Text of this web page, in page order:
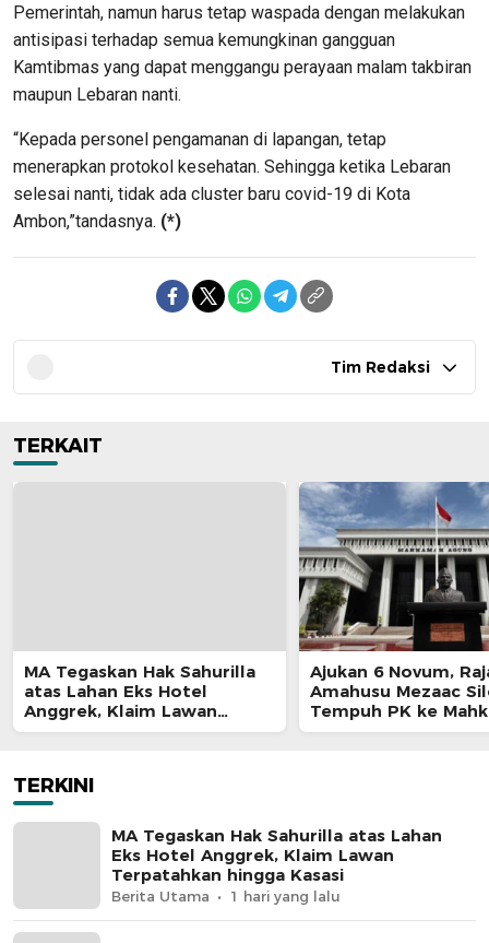
Pemerintah, namun harus tetap waspada dengan melakukan
antisipasi terhadap semua kemungkinan gangguan
Kamtibmas yang dapat menggangu perayaan malam takbiran
maupun Lebaran nanti.
“Kepada personel pengamanan di lapangan, tetap
menerapkan protokol kesehatan. Sehingga ketika Lebaran
selesai nanti, tidak ada cluster baru covid-19 di Kota
Ambon,”tandasnya. (*)
Tim Redaksi
TERKAIT
MA Tegaskan Hak Sahurilla
atas Lahan Eks Hotel
Anggrek, Klaim Lawan
Terpatahkan hingga Kasasi
Ajukan 6 Novum,
Amahusu Mezaac
Tempuh PK ke
Agung
TERKINI
MA Tegaskan Hak Sahurilla atas Lahan
Eks Hotel Anggrek, Klaim Lawan
Terpatahkan hingga Kasasi
Berita Utama 1 hari yang lalu